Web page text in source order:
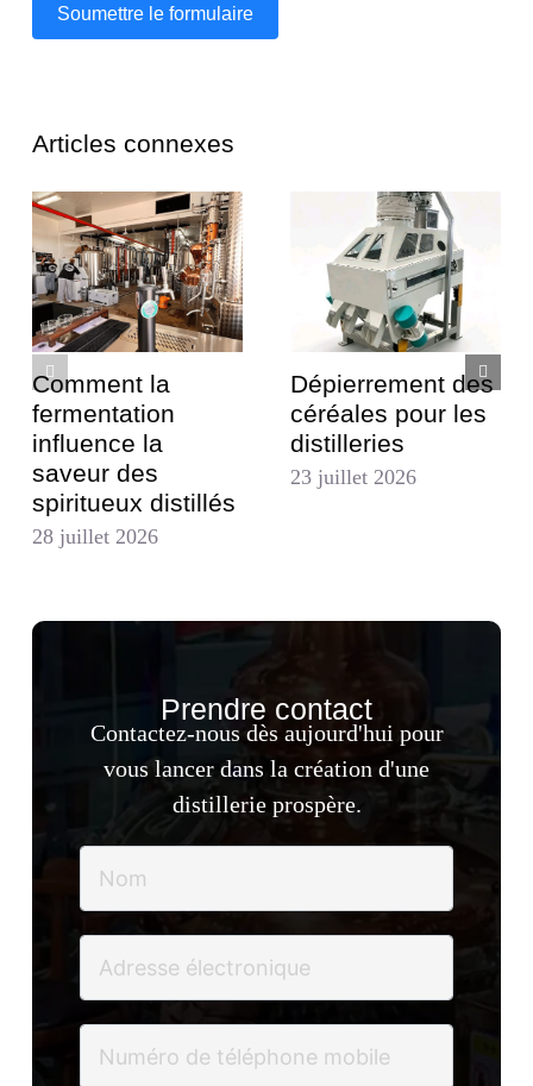
Soumettre le formulaire
Articles connexes
Comment la
fermentation
influence la
saveur des
spiritueux distillés
28 juillet 2026
Dépierrement des
céréales pour les
distilleries
23 juillet 2026
Prendre contact
Contactez-nous dès aujourd'hui pour
vous lancer dans la création d'une
distillerie prospère.